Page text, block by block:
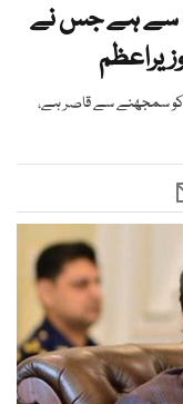
سے ہے جس نے
سمجھنے سے قاصر ہے،